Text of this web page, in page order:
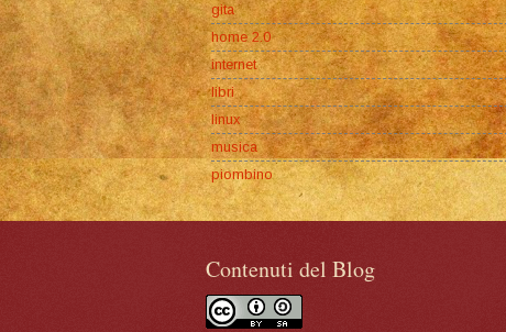
gita
home 2.0
internet
libri
linux
musica
piombino
Contenuti del Blog